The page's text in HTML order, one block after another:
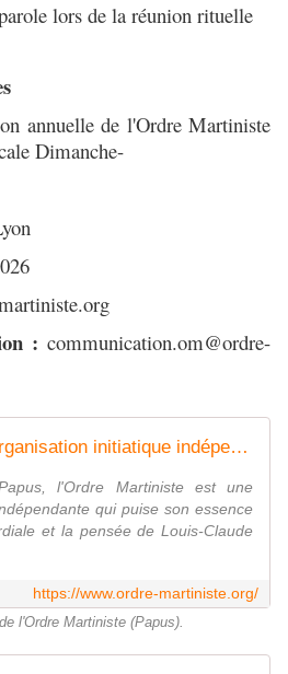
lors de la réunion rituelle
annuelle de l'Ordre Martiniste
Dimanche-
: communication.om@ordre-
Ordre Martiniste - Organisation initiatique indépendante
l'Ordre Martiniste est une
qui puise son essence
et la pensée de Louis-Claude
https://www.ordre-martiniste.org/
l'Ordre Martiniste (Papus).